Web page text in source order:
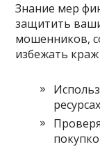
Знание мер
защитить
мошенников,
избежать